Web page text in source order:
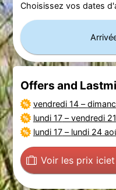
Choisissez vos dates
Offers and
vendredi 14–
lundi 17–vendredi
lundi 17– lundi 24
Voir les prix ici